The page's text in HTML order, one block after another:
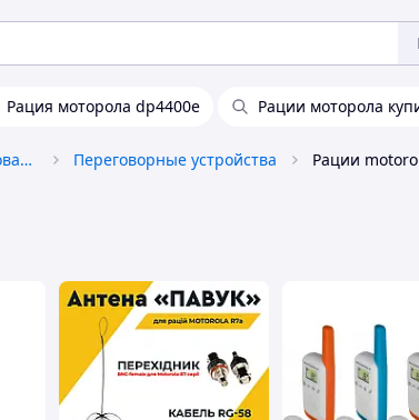
Рация моторола dp4400e Рации моторола
Средства связи и позиционирования Переговорные устройства Рации